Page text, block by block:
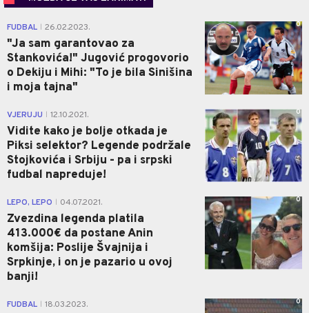
FUDBAL 26.02.2023.
"Ja sam garantovao za
Stankovića!" Jugović progovorio
o Dekiju i Mihi: "To je bila Sinišina
i moja tajna"
0
VJERUJU 12.10.2021.
Vidite kako je bolje otkada je
Piksi selektor? Legende podržale
Stojkovića i Srbiju - pa i srpski
fudbal napreduje!
0
LEPO, LEPO 04.07.2021.
Zvezdina legenda platila
413.000€ da postane Anin
komšija: Poslije Švajnija i
Srpkinje, i on je pazario u ovoj
banji!
0
FUDBAL 18.03.2023. 0